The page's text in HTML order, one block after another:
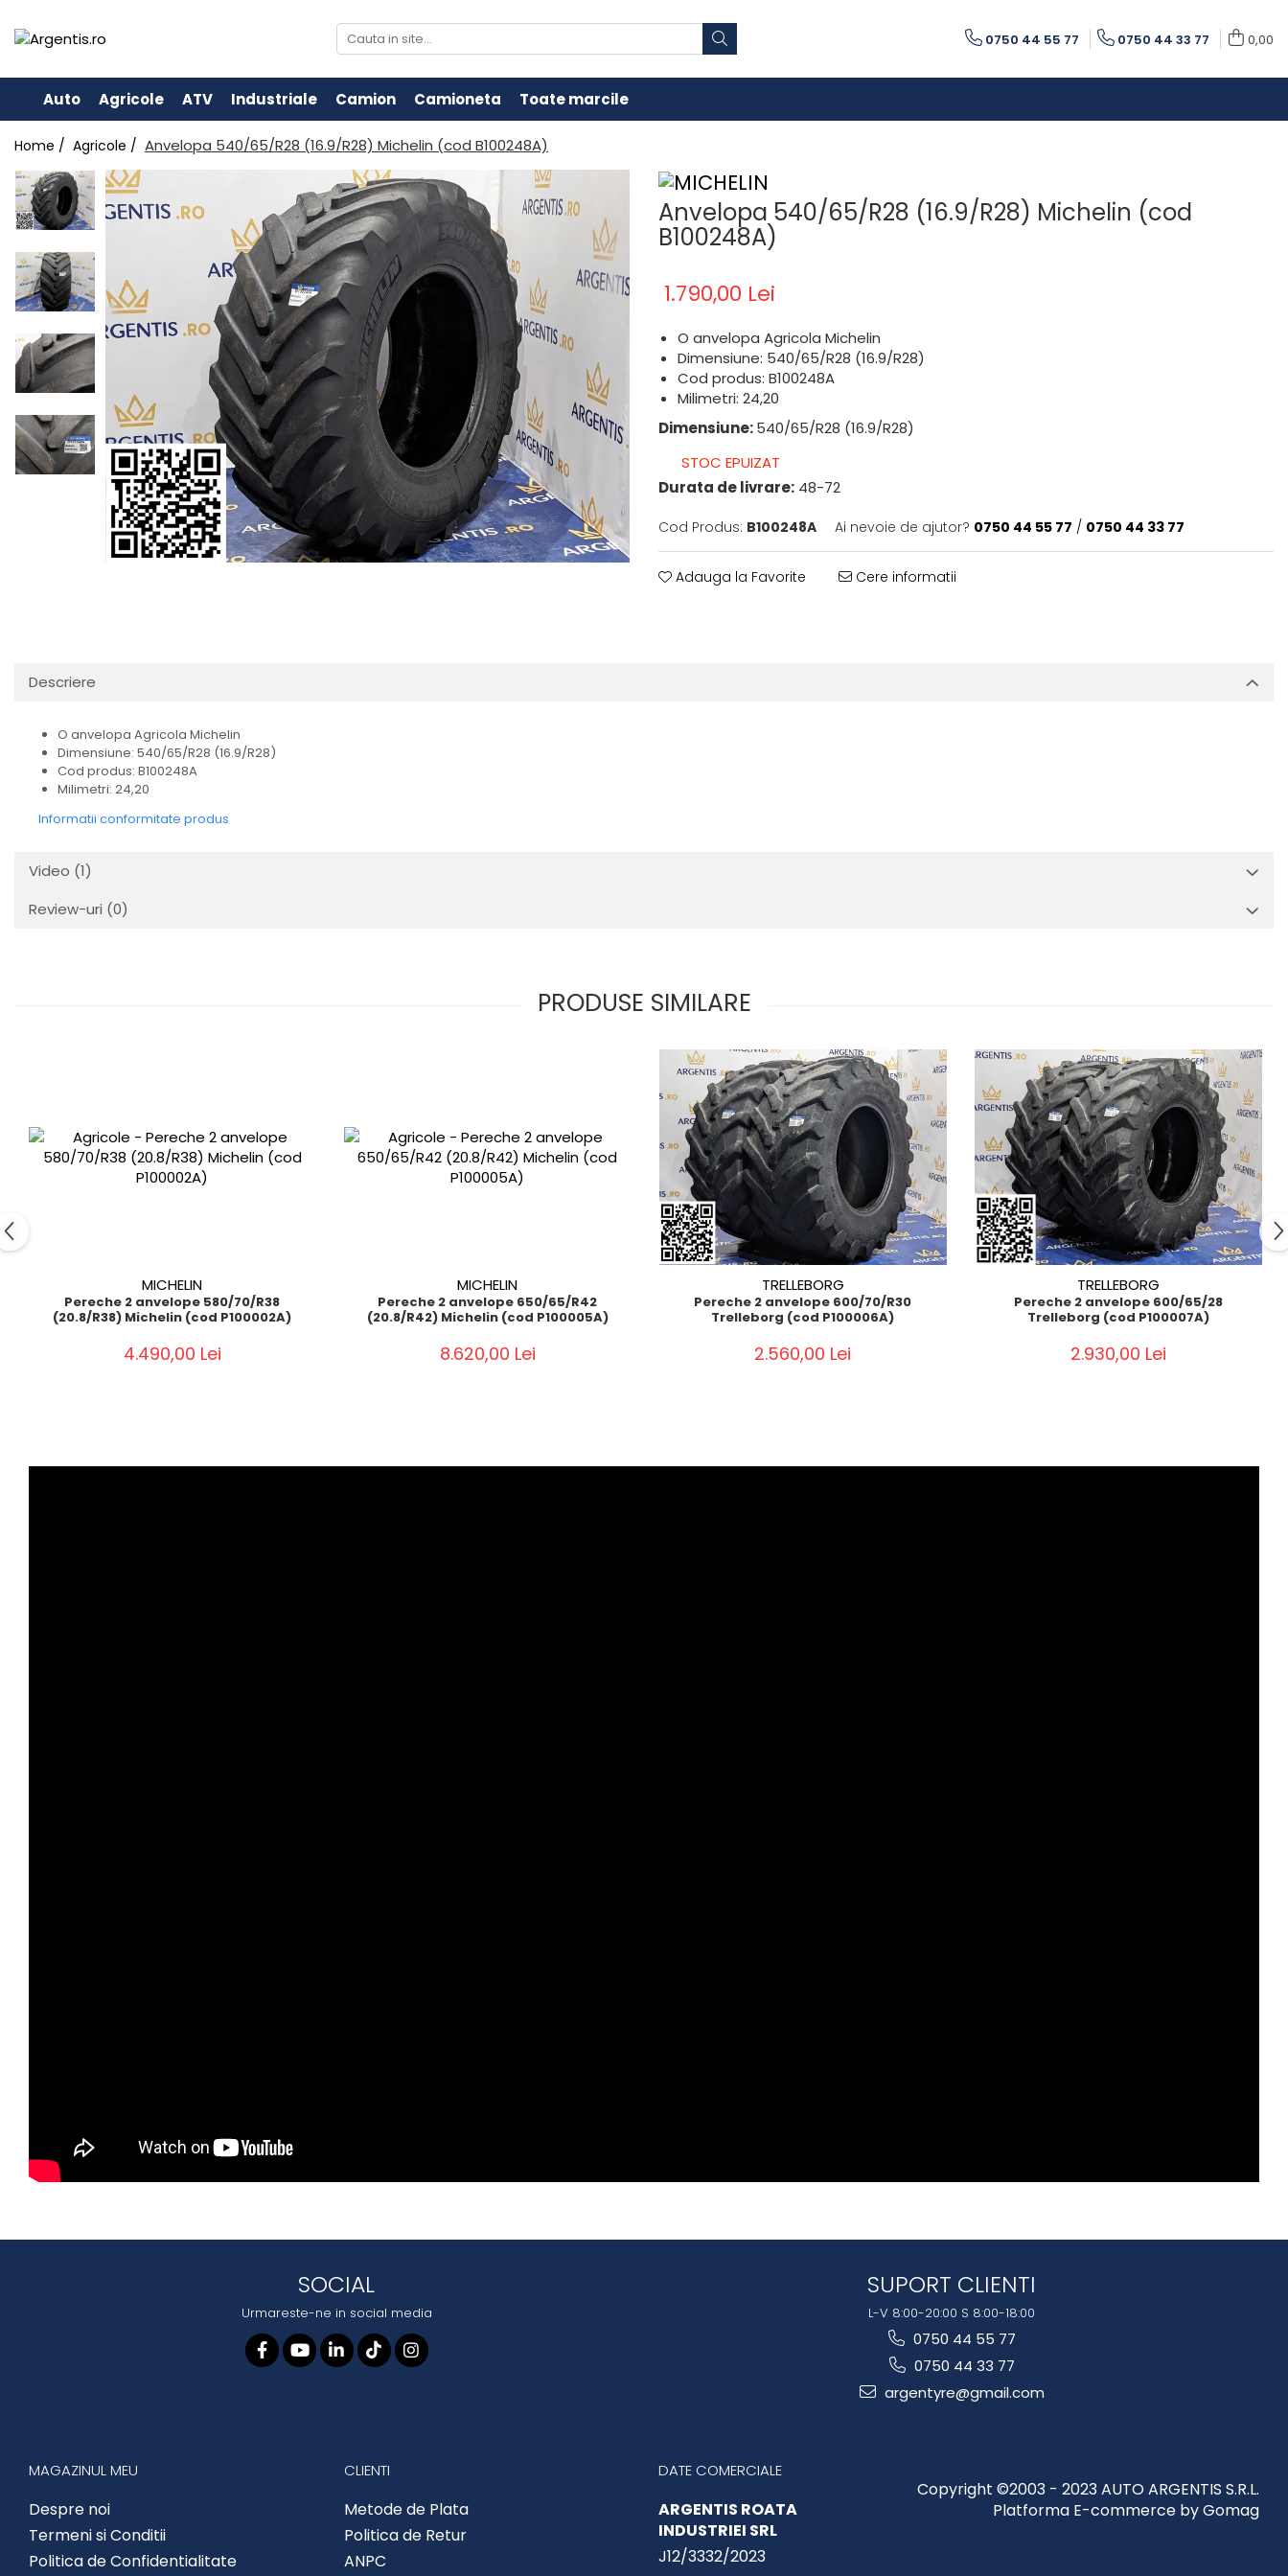
0750 44 55 77 0750 44 33 77 0,00
Auto Agricole ATV Industriale Camion Camioneta Toate marcile
Home / Agricole / Anvelopa 540/65/R28 (16.9/R28) Michelin (cod B100248A)
Anvelopa 540/65/R28 (16.9/R28) Michelin (cod
B100248A)
1.790,00 Lei
O anvelopa Agricola Michelin
Dimensiune: 540/65/R28 (16.9/R28)
Cod produs: B100248A
Milimetri: 24,20
Dimensiune:540/65/R28 (16.9/R28)
STOC EPUIZAT
Durata de livrare: 48-72
Cod Produs: B100248A Ai nevoie de ajutor? 0750 44 55 77 / 0750 44 33 77
Adauga la Favorite Cere informatii
Descriere
O anvelopa Agricola Michelin
Dimensiune: 540/65/R28 (16.9/R28)
Cod produs: B100248A
Milimetri: 24,20
Informatii conformitate produs
Video (1)
Review-uri (0)
PRODUSE SIMILARE
MICHELIN
Pereche 2 anvelope 580/70/R38
(20.8/R38) Michelin (cod P100002A)
4.490,00 Lei
MICHELIN
Pereche 2 anvelope 650/65/R42
(20.8/R42) Michelin (cod P100005A)
8.620,00 Lei
TRELLEBORG
Pereche 2 anvelope 600/70/R30
Trelleborg (cod P100006A)
2.560,00 Lei
TRELLEBORG
Pereche 2 anvelope 600/65/28
Trelleborg (cod P100007A)
2.930,00 Lei
SOCIAL
Urmareste-ne in social media
SUPORT CLIENTI
L-V 8:00-20:00 S 8:00-18:00
0750 44 55 77
0750 44 33 77
argentyre@gmail.com
MAGAZINUL MEU
Despre noi
Termeni si Conditii
Politica de Confidentialitate
CLIENTI
Metode de Plata
Politica de Retur
ANPC
DATE COMERCIALE
ARGENTIS ROATA
INDUSTRIEI SRL
J12/3332/2023
Copyright ©2003 - 2023 AUTO ARGENTIS S.R.L.
Platforma E-commerce by Gomag